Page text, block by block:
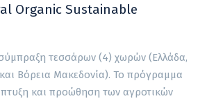
Organic Sustainable
τεσσάρων (4) χωρών (Ελλάδα,
Βόρεια Μακεδονία). Το πρόγραμμα
και προώθηση των αγροτικών